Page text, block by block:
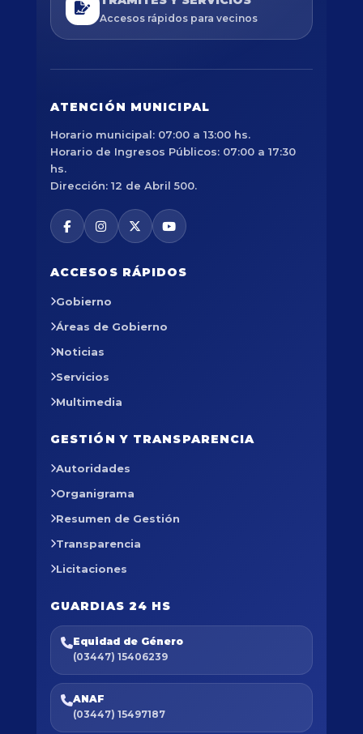
Accesos rápidos para vecinos
ATENCIÓN MUNICIPAL
Horario municipal: 07:00 a 13:00 hs.
Horario de Ingresos Públicos: 07:00 a 17:30
hs.
Dirección: 12 de Abril 500.
ACCESOS RÁPIDOS
Gobierno
Áreas de Gobierno
Noticias
Servicios
Multimedia
GESTIÓN Y TRANSPARENCIA
Autoridades
Organigrama
Resumen de Gestión
Transparencia
Licitaciones
GUARDIAS 24 HS
Equidad de Género
(03447) 15406239
ANAF
(03447) 15497187